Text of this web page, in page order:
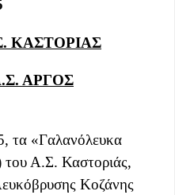
ΚΑΣΤΟΡΙΑΣ
ΑΡΓΟΣ
τα «Γαλανόλευκα
του Α.Σ. Καστοριάς,
Κοζάνης